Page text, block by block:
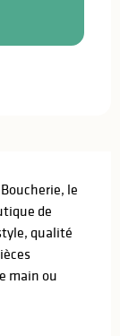
le
de
qualité
main ou